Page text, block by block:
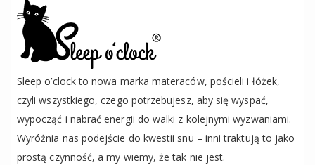
Sleep o’clock to nowa marka materaców, pościeli i łóżek,
czyli wszystkiego, czego potrzebujesz, aby się wyspać,
wypocząć i nabrać energii do walki z kolejnymi wyzwaniami.
Wyróżnia nas podejście do kwestii snu – inni traktują to jako
prostą czynność, a my wiemy, że tak nie jest.